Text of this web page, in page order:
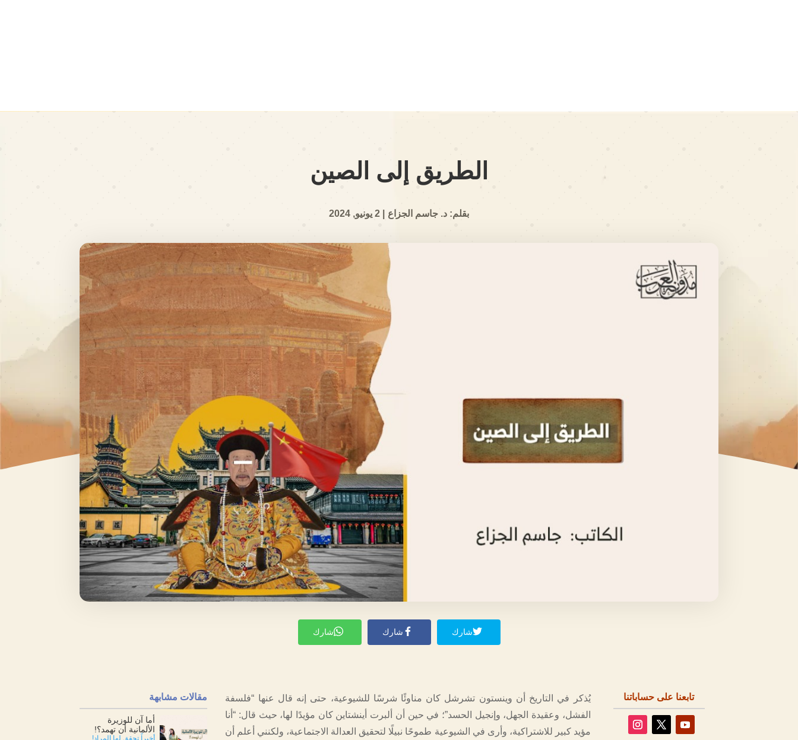
الطريق إلى الصين
بقلم: د. جاسم الجزاع
شارك شارك شارك
مقالات مشابهة
أما آن للوزيرة
الألمانية أن تهمد؟!
يُذكر في التاريخ أن وينستون تشرشل كان مناوئًا شرسًا للشيوعية، حتى إنه قال عنها “فلسفة
الفشل، وعقيدة الجهل، وإنجيل الحسد”؛ في حين أن ألبرت أينشتاين كان مؤيدًا لها، حيث قال: “أنا
مؤيد كبير للاشتراكية، وأرى في الشيوعية طموحًا نبيلًا لتحقيق العدالة الاجتماعية، ولكنني أعلم أن
تابعنا على حساباتنا